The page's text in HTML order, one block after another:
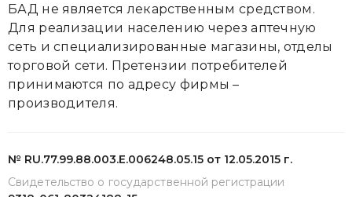
БАД не является лекарственным средством.
Для реализации населению через аптечную
сеть и специализированные магазины, отделы
торговой сети. Претензии потребителей
принимаются по адресу фирмы –
производителя.
№ RU.77.99.88.003.Е.006248.05.15 от 12.05.2015 г.
Свидетельство о государственной регистрации